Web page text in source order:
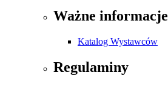
Ważne informacje
Katalog Wystawców
Regulaminy